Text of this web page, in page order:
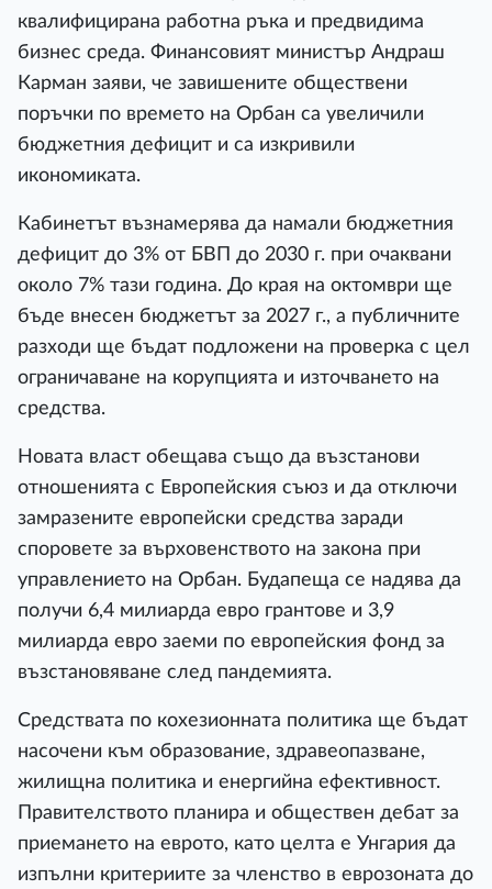
квалифицирана работна ръка и предвидима
бизнес среда. Финансовият министър Андраш
Карман заяви, че завишените обществени
поръчки по времето на Орбан са увеличили
бюджетния дефицит и са изкривили
икономиката.
Кабинетът възнамерява да намали бюджетния
дефицит до 3% от БВП до 2030 г. при очаквани
около 7% тази година. До края на октомври ще
бъде внесен бюджетът за 2027 г., а публичните
разходи ще бъдат подложени на проверка с цел
ограничаване на корупцията и източването на
средства.
Новата власт обещава също да възстанови
отношенията с Европейския съюз и да отключи
замразените европейски средства заради
споровете за върховенството на закона при
управлението на Орбан. Будапеща се надява да
получи 6,4 милиарда евро грантове и 3,9
милиарда евро заеми по европейския фонд за
възстановяване след пандемията.
Средствата по кохезионната политика ще бъдат
насочени към образование, здравеопазване,
жилищна политика и енергийна ефективност.
Правителството планира и обществен дебат за
приемането на еврото, като целта е Унгария да
изпълни критериите за членство в еврозоната до